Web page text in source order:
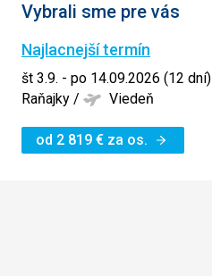
Vybrali sme pre vás
Najlacnejší termín
št 3.9. - po 14.09.2026 (12 dní)
Raňajky / Viedeň
od 2 819 € za os.